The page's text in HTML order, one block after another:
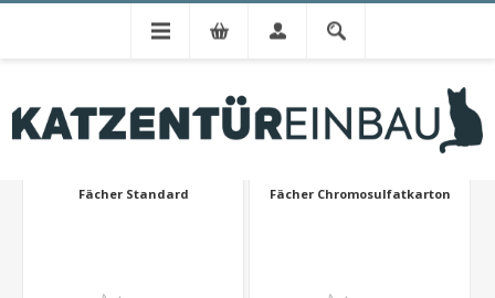
BELIEBTESTE FÄCHER ( ZUM KONFIGURATOR)
Fächer Standard Fächer Chromosulfatkarton